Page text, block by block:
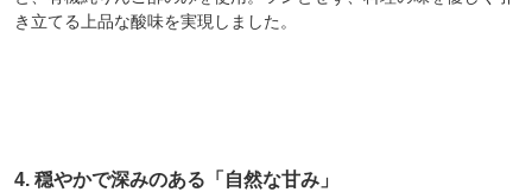
き立てる上品な酸味を実現しました。
4. 穏やかで深みのある「自然な甘み」